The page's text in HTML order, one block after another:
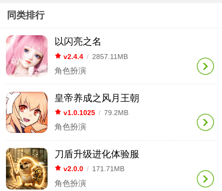
同类排行
以闪亮之名
v2.4.4 / 2857.11MB
角色扮演
皇帝养成之风月王朝
v1.0.1025 / 79.2MB
角色扮演
刀盾升级进化体验服
v2.0.0 / 171.71MB
角色扮演